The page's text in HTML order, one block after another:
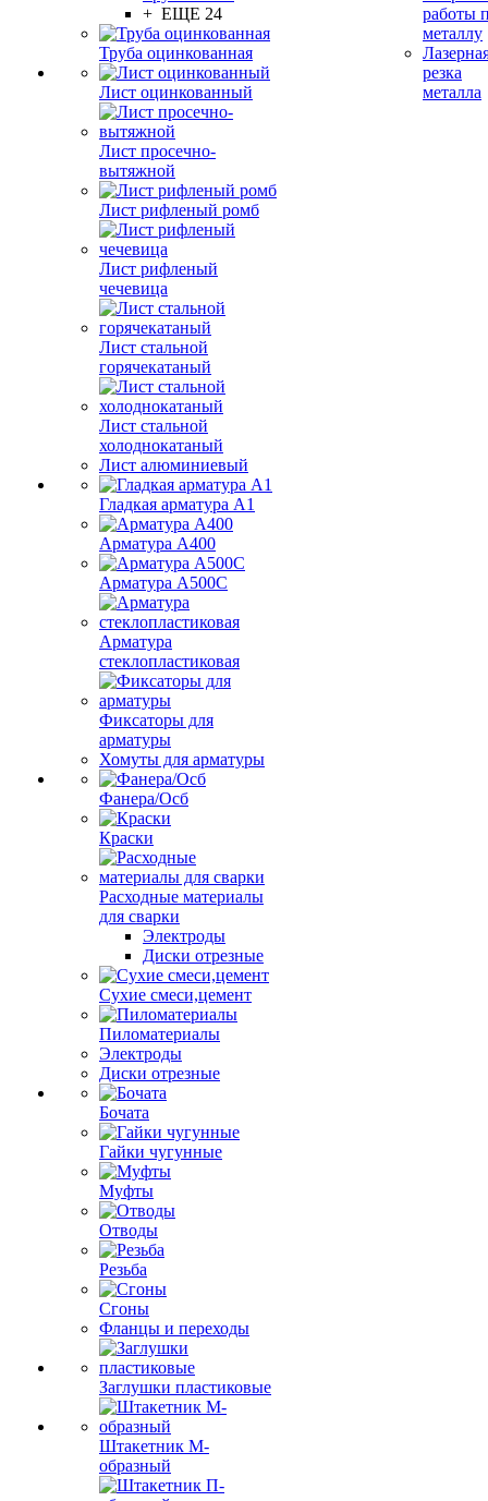
+ ЕЩЕ 24
Труба оцинкованная
Лист оцинкованный
Лист просечно-
вытяжной
Лист рифленый ромб
Лист рифленый
чечевица
Лист стальной
горячекатаный
Лист стальной
холоднокатаный
Лист алюминиевый
Гладкая арматура А1
Арматура А400
Арматура A500C
Арматура
стеклопластиковая
Фиксаторы для
арматуры
Хомуты для арматуры
Фанера/Осб
Краски
Расходные материалы
для сварки
Электроды
Диски отрезные
Сухие смеси,цемент
Пиломатериалы
Электроды
Диски отрезные
Бочата
Гайки чугунные
Муфты
Отводы
Резьба
Сгоны
Фланцы и переходы
Заглушки пластиковые
Штакетник М-
образный
работы
металлу
резка
металла